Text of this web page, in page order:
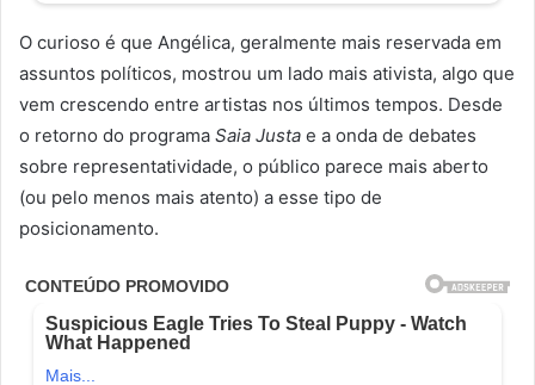
O curioso é que Angélica, geralmente mais reservada em
assuntos políticos, mostrou um lado mais ativista, algo que
vem crescendo entre artistas nos últimos tempos. Desde
o retorno do programa Saia Justa e a onda de debates
sobre representatividade, o público parece mais aberto
(ou pelo menos mais atento) a esse tipo de
posicionamento.